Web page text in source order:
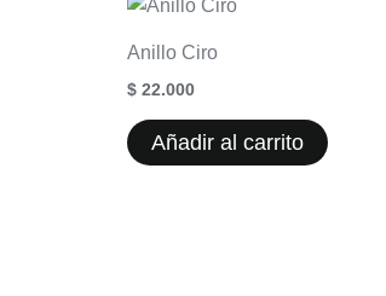
Anillo Ciro
$ 22.000
Añadir al carrito